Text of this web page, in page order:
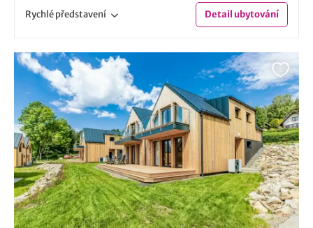
Rychlépředstavení Detailubytování